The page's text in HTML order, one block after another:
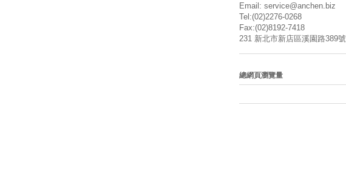
Email: service@anchen.biz
Tel:(02)2276-0268
Fax:(02)8192-7418
231 新北市新店區溪園路389號
總網頁瀏覽量